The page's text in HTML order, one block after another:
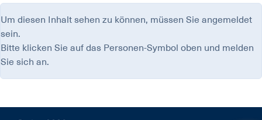
Um diesen Inhalt sehen zu können, müssen Sie angemeldet
sein.
Bitte klicken Sie auf das Personen-Symbol oben und melden
Sie sich an.